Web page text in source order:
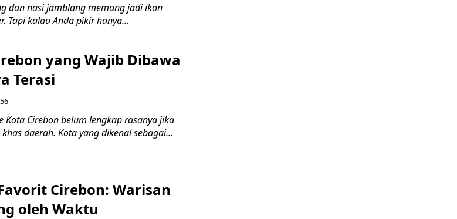
dan nasi jamblang memang jadi ikon
Tapi kalau Anda pikir hanya...
yang Wajib Dibawa
Terasi
Kota Cirebon belum lengkap rasanya jika
daerah. Kota yang dikenal sebagai...
Cirebon: Warisan
oleh Waktu